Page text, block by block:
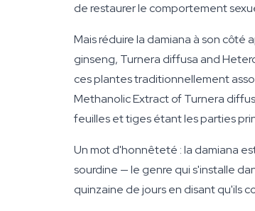
de restaurer le comportement
Mais réduire la damiana à son
ginseng, Turnera diffusa and
ces plantes traditionnellement
Methanolic Extract of Turnera
feuilles et tiges étant les parties
Un mot d'honnêteté : la damiana
sourdine — le genre qui s'installe
quinzaine de jours en disant qu'ils